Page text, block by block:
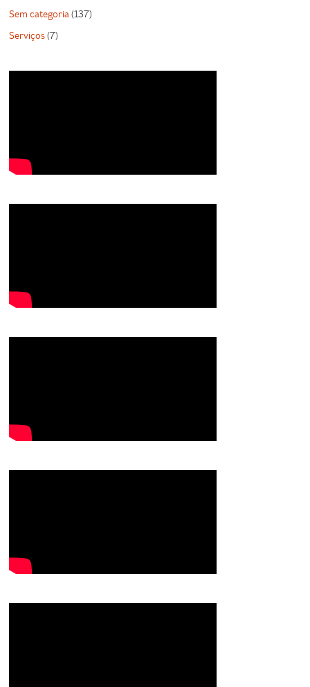
Sem categoria (137)
Serviços(7)